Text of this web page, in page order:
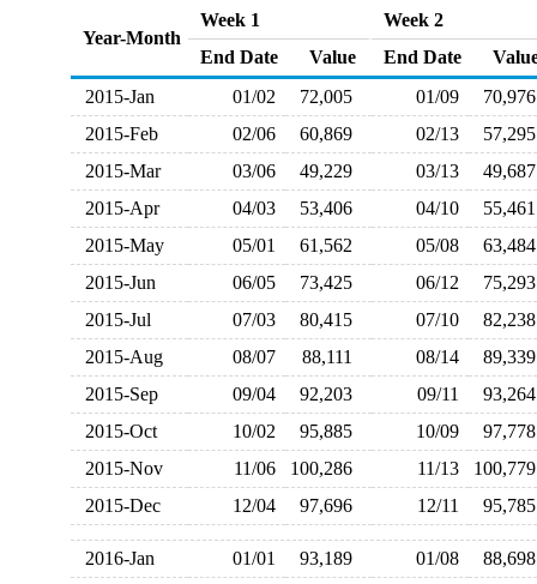
Year-Month
Week 1
Week 2
End Date
Value End Date
2015-Jan
01/02 72,005 01/09
2015-Feb
02/06 60,869 02/13
2015-Mar
03/06 49,229 03/13
2015-Apr
04/03 53,406 04/10
2015-May
05/01 61,562 05/08
2015-Jun
06/05 73,425 06/12
2015-Jul
07/03 80,415 07/10
2015-Aug
08/07 88,111 08/14
2015-Sep
09/04 92,203 09/11
2015-Oct
10/02 95,885 10/09
2015-Nov
11/06 100,286 11/13
2015-Dec
12/04 97,696 12/11
2016-Jan 01/01 93,189 01/08